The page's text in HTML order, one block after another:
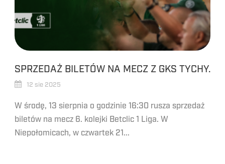
SPRZEDAŻ BILETÓW NA MECZ Z GKS TYCHY.
12 sie 2025
W środę, 13 sierpnia o godzinie 16:30 rusza sprzedaż
biletów na mecz 6. kolejki Betclic 1 Liga. W
Niepołomicach, w czwartek 21...